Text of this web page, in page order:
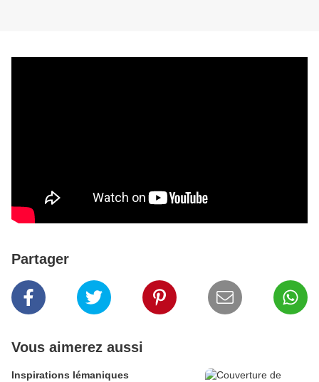
Partager
Vous aimerez aussi
Inspirations lémaniques